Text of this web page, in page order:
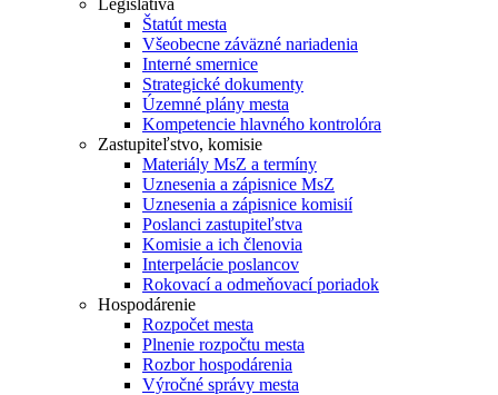
Legislatíva
Štatút mesta
Všeobecne záväzné nariadenia
Interné smernice
Strategické dokumenty
Územné plány mesta
Kompetencie hlavného kontrolóra
Zastupiteľstvo, komisie
Materiály MsZ a termíny
Uznesenia a zápisnice MsZ
Uznesenia a zápisnice komisií
Poslanci zastupiteľstva
Komisie a ich členovia
Interpelácie poslancov
Rokovací a odmeňovací poriadok
Hospodárenie
Rozpočet mesta
Plnenie rozpočtu mesta
Rozbor hospodárenia
Výročné správy mesta